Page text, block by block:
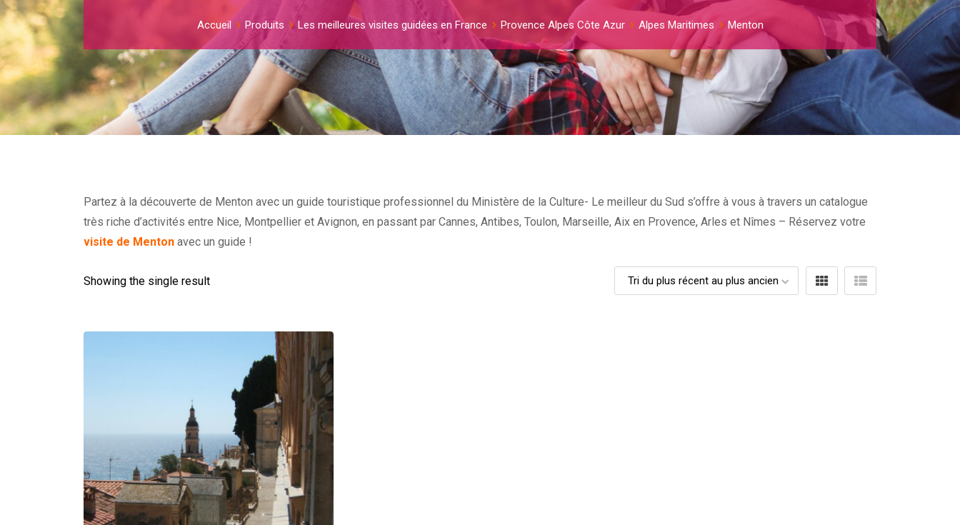
Accueil Produits Les meilleures visites guidées en France Provence Alpes Côte Azur Alpes Maritimes Menton
Partez à la découverte de Menton avec un guide touristique professionnel du Ministère de la Culture- Le meilleur du Sud s’offre à vous à travers un catalogue
très riche d’activités entre Nice, Montpellier et Avignon, en passant par Cannes, Antibes, Toulon, Marseille, Aix en Provence, Arles et Nîmes – Réservez votre
visite de Menton avec un guide !
Showing the single result